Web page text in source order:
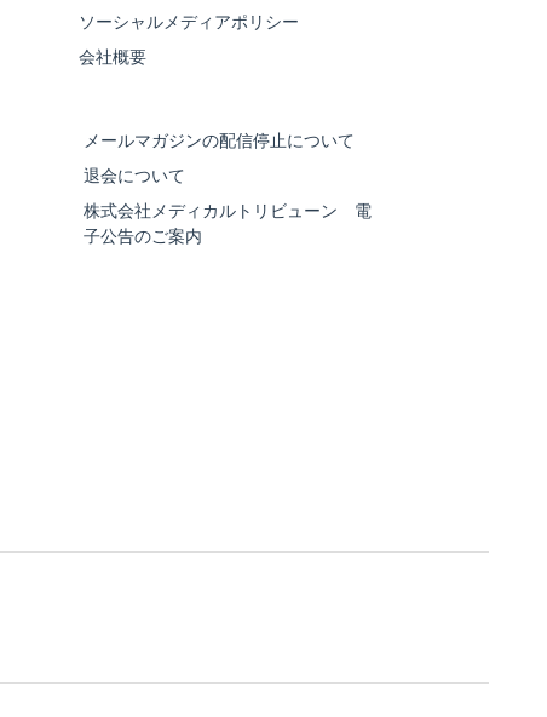
ソーシャルメディアポリシー
会社概要
メールマガジンの配信停止について
退会について
株式会社メディカルトリビューン 電
子公告のご案内